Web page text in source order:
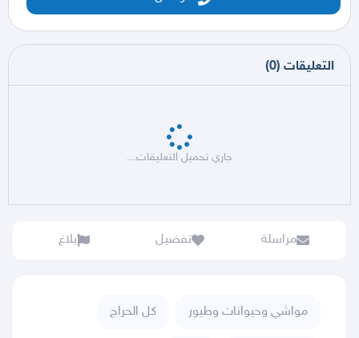
التعليقات (
0
)
جاري تحميل التعليقات...
مراسلة تفضيل بلاغ
مواشي وحيوانات وطيور كل الحراج